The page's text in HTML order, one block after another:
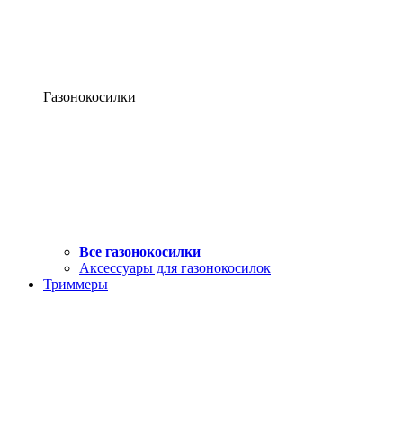
Газонокосилки
Все газонокосилки
Аксессуары для газонокосилок
Триммеры